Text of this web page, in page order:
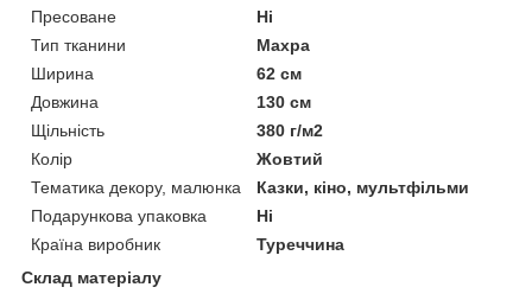
Пресоване
Ні
Тип тканини
Махра
Ширина
62 см
Довжина
130 см
Щільність
380 г/м2
Колір
Жовтий
Тематика декору, малюнка
Казки, кіно, мультфільми
Подарункова упаковка
Ні
Країна виробник
Туреччина
Склад матеріалу